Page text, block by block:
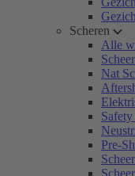
Scheren
Alle
Nat
Pre-